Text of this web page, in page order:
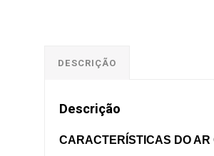
DESCRIÇÃO
Descrição
CARACTERÍSTICAS DO AR